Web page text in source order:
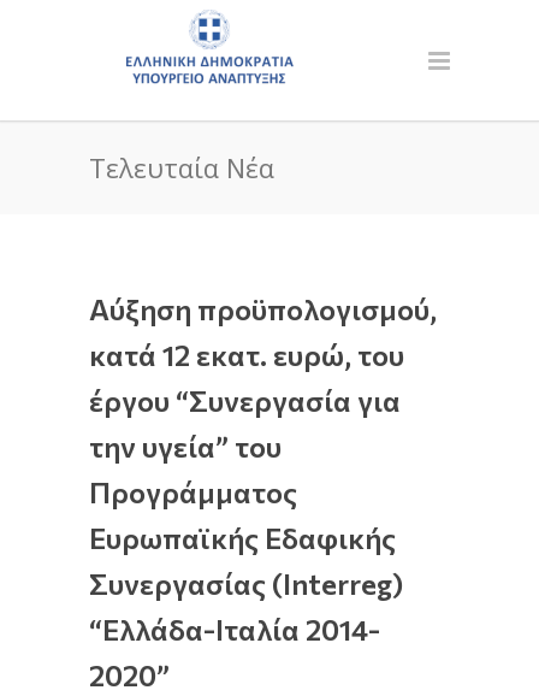
Τελευταία Νέα
Αύξηση προϋπολογισμού,
κατά 12 εκατ. ευρώ, του
έργου “Συνεργασία για
την υγεία” του
Προγράμματος
Ευρωπαϊκής Εδαφικής
Συνεργασίας (Interreg)
“Ελλάδα-Ιταλία 2014-
2020”